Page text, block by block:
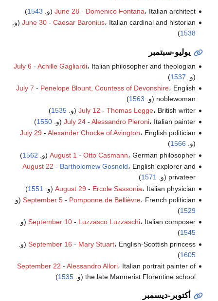
June 28 - Domenico Fontana، Italian architect (و. 1543
)
June 30- Caesar Baronius، Italian cardinal and historian (و.
1538
)
يوليو-سبتمبر
July 6 - Achille Gagliardi، Italian philosopher and theologian
(و. 1537
)
July 7 - Penelope Blount, Countess of Devonshire، English
noblewoman (و.
1563
)
July 12 - Thomas Legge، British writer (و. 1535
)
July 24- Alessandro Pieroni، Italian painter (و. 1550
)
July 29 - Alexander Chocke of Avington، English politician
(و. 1566
)
August 1 - Otto Casmann، German philosopher (و. 1562
)
August 22 - Bartholomew Gosnold، English explorer and
privateer (و.
1571
)
August 29 - Ercole Sassonia، Italian physician (و. 1551
)
September 5- Pomponne de Bellièvre، French politician (و.
1529
)
September 10- Luzzasco Luzzaschi، Italian composer (و.
1545
)
September 16 - Mary Stuart، English-Scottish princess (و.
1605
)
September 22 - Alessandro Allori، Italian portrait painter of
the late Mannerist Florentine school (و.
1535
)
أكتوبر-ديسمبر